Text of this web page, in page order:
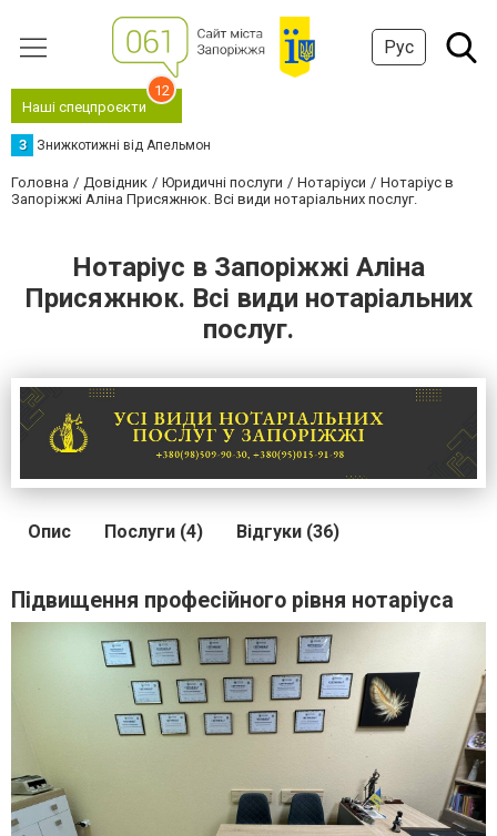
Рус
Наші спецпроєкти
12
З Знижкотижні від Апельмон
Головна Довідник Юридичні послуги Нотаріуси
Нотаріус в
Запоріжжі Аліна Присяжнюк. Всі види нотаріальних послуг.
Нотаріус в Запоріжжі Аліна
Присяжнюк. Всі види нотаріальних
послуг.
Опис Послуги (4) Відгуки (36)
Підвищення професійного рівня нотаріуса